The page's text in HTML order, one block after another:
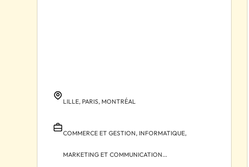
LILLE, PARIS, MONTRÉAL
COMMERCE ET GESTION, INFORMATIQUE,
MARKETING ET COMMUNICATION...